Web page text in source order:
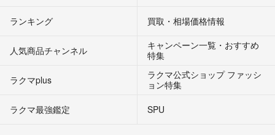
ランキング 買取・相場価格情報
人気商品チャンネル
キャンペーン一覧・おすすめ
特集
ラクマplus
ラクマ公式ショップ ファッシ
ョン特集
ラクマ最強鑑定
SPU